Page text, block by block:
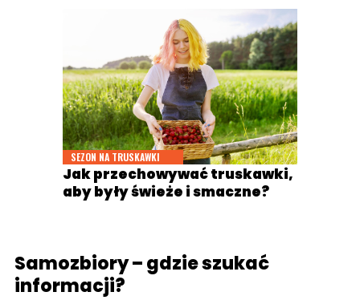
SEZON NA TRUSKAWKI
Jak przechowywać truskawki,
aby były świeże i smaczne?
Samozbiory – gdzie szukać
informacji?